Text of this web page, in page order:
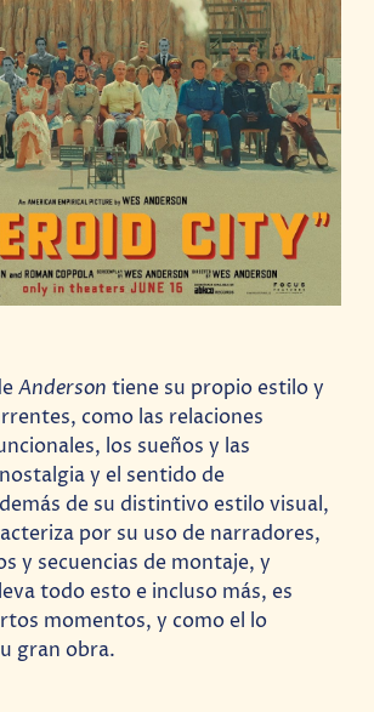
Anderson tiene su propio estilo y
como las relaciones
los sueños y las
y el sentido de
de su distintivo estilo visual,
por su uso de narradores,
y secuencias de montaje, y
todo esto e incluso más, es
momentos, y como el lo
gran obra.